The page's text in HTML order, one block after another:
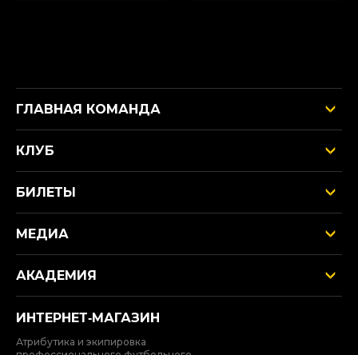
ГЛАВНАЯ КОМАНДА
КЛУБ
БИЛЕТЫ
МЕДИА
АКАДЕМИЯ
ИНТЕРНЕТ‑МАГАЗИН
Атрибутика и экипировка